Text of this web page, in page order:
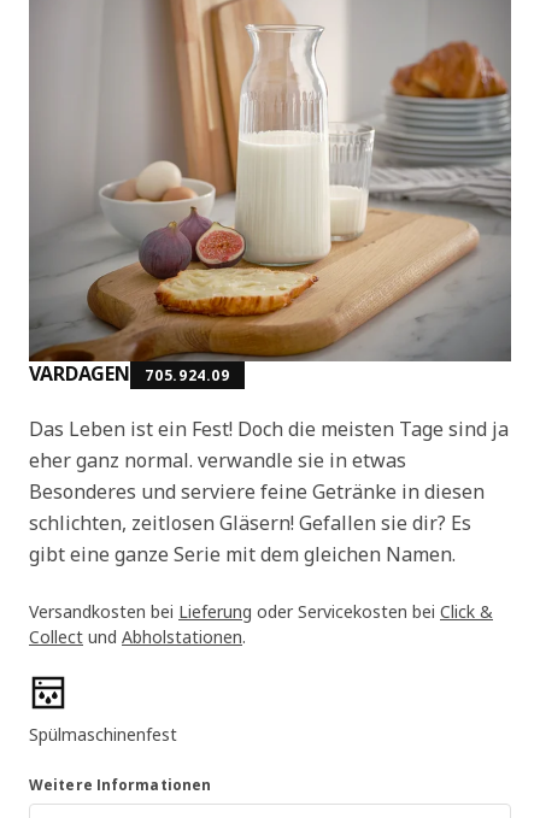
VARDAGEN 705.924.09
Das Leben ist ein Fest! Doch die meisten Tage sind ja
eher ganz normal. verwandle sie in etwas
Besonderes und serviere feine Getränke in diesen
schlichten, zeitlosen Gläsern! Gefallen sie dir? Es
gibt eine ganze Serie mit dem gleichen Namen.
Versandkosten bei Lieferung oder Servicekosten bei Click &
Collect und Abholstationen.
Produktmerkmale
Spülmaschinenfest
Weitere Informationen